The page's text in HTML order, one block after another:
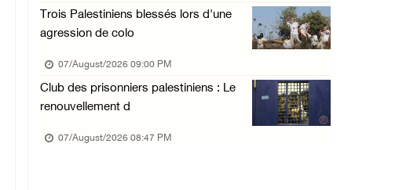
Trois Palestiniens blessés lors d'une
agression de colo
07/August/2026 09:00 PM
Club des prisonniers palestiniens : Le
renouvellement d
07/August/2026 08:47 PM